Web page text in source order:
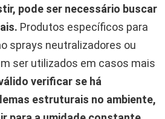
pode ser necessário buscar
Produtos específicos para
sprays neutralizadores ou
ser utilizados em casos mais
verificar se há
estruturais no ambiente,